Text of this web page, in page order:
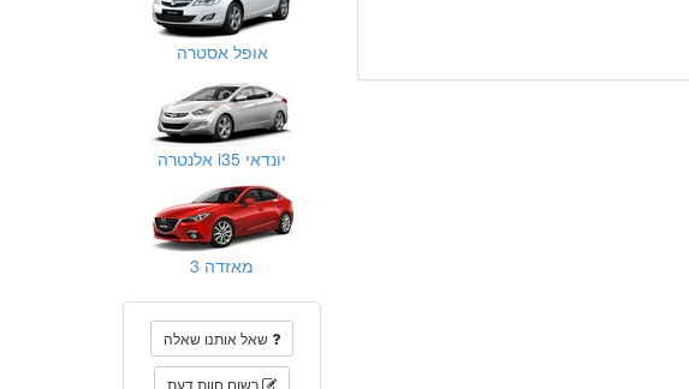
אופל אסטרה
יונדאי i35 אלנטרה
מאזדה 3
שאל אותנו שאלה
רשום חוות דעת